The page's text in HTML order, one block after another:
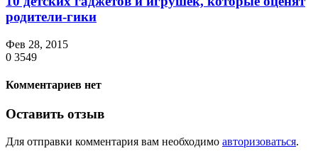
родители-гики
Фев 28, 2015
0 3549
Комментариев нет
Оставить отзыв
Для отправки комментария вам необходимо авторизоваться.